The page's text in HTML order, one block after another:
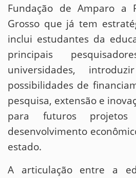
Fundação de Amparo a
Grosso que já tem
inclui estudantes da
principais
universidades,
possibilidades de
pesquisa, extensão e
para futuros projetos
desenvolvimento
estado.
A articulação entre a